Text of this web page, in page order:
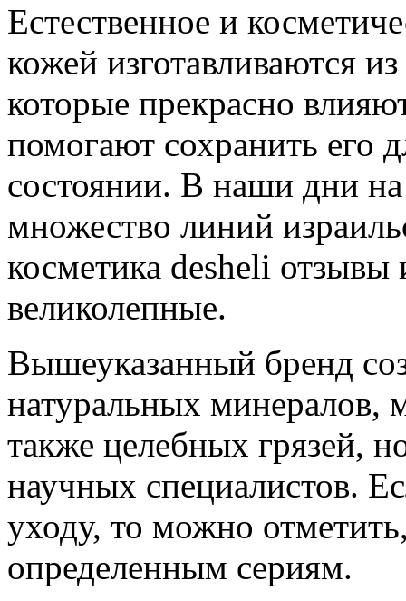
Естественное и
кожей изготавливаются
которые прекрасно
помогают сохранить его
состоянии. В наши дни
множество линий
косметика desheli отзывы
великолепные.
Вышеуказанный бренд
натуральных минералов,
также целебных грязей,
научных специалистов.
уходу, то можно
определенным сериям.